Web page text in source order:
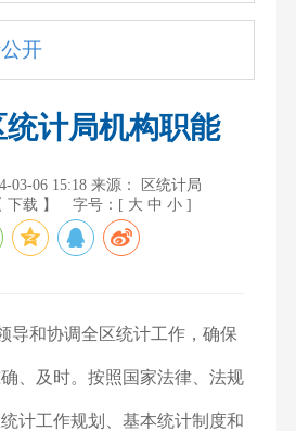
开
统计局机构职能
03-06 15:18 来源： 区统计局
下载 】 字号：[ 大 中 小 ]
导和协调全区统计工作，确保
、及时。按照国家法律、法规
计工作规划、基本统计制度和